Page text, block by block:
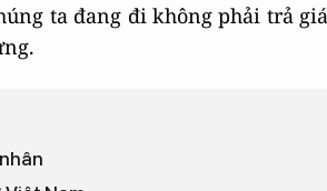
ta đang đi không phải trả giá